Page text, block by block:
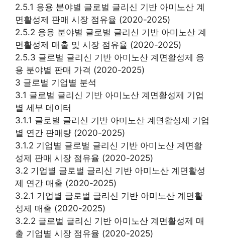
2.5.1 응용 분야별 글로벌 글리신 기반 아미노산 계
면활성제 판매 시장 점유율 (2020-2025)
2.5.2 응용 분야별 글로벌 글리신 기반 아미노산 계
면활성제 매출 및 시장 점유율 (2020-2025)
2.5.3 글로벌 글리신 기반 아미노산 계면활성제 응
용 분야별 판매 가격 (2020-2025)
3 글로벌 기업별 분석
3.1 글로벌 글리신 기반 아미노산 계면활성제 기업
별 세부 데이터
3.1.1 글로벌 글리신 기반 아미노산 계면활성제 기업
별 연간 판매량 (2020-2025)
3.1.2 기업별 글로벌 글리신 기반 아미노산 계면활
성제 판매 시장 점유율 (2020-2025)
3.2 기업별 글로벌 글리신 기반 아미노산 계면활성
제 연간 매출 (2020-2025)
3.2.1 기업별 글로벌 글리신 기반 아미노산 계면활
성제 매출 (2020-2025)
3.2.2 글로벌 글리신 기반 아미노산 계면활성제 매
출 기업별 시장 점유율 (2020-2025)